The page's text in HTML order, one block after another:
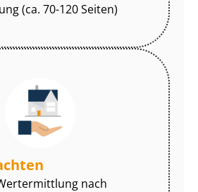
(ca. 70-120 Seiten)
nach